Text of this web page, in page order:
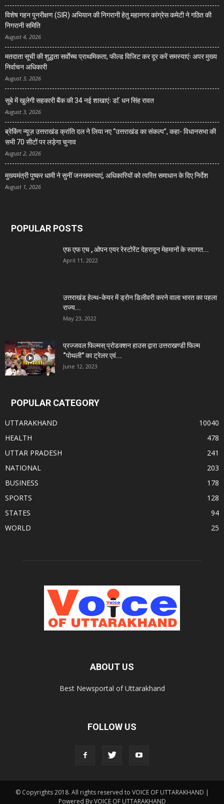
विशेष गहन पुनरीक्षण (SIR) अभियान की निगरानी हेतु महानगर कांग्रेस कमेटी ने गठित की
निगरानी समिति
August 4, 2026
मतदाता सूची की शुद्धता सर्वाेच्च प्राथमिकता, फील्ड विजिट कर दूर करें समस्याएंः अपर मुख्य
निर्वाचन अधिकारी
August 3, 2026
सूबे में खुलेगी सहकारी बैंक की 34 नई शाखाएंः डाॅ. धन सिंह रावत
August 3, 2026
ब्रेकिंग न्यूज़ उत्तराखंड क्रांति दल ने लिया नए “उत्तराखंड का संकल्प”, कहा- विधानसभा की
सभी 70 सीटों पर लड़ेगा चुनाव
August 2, 2026
मुख्यमंत्री पुष्कर धामी ने सुनीं जनसमस्याएं, अधिकारियों को त्वरित समाधान के दिए निर्देश
August 1, 2026
POPULAR POSTS
एफ एफ एच , ओपन एयर रेस्टोरेंट देहरादून मेहमानों के स्वागत...
April 11, 2022
उत्तराखंड हेल्थ-केयर में ड्रोन डिलीवरी करने वाला भारत का पहला
राज्य...
May 23, 2022
प्रज्जवल फिल्मस् प्रोडक्शन हाउस द्वारा उत्तराखण्डी फिल्म
“पोथली” का ट्रेलर एवं...
June 12, 2023
POPULAR CATEGORY
UTTARAKHAND
10040
HEALTH
478
UTTAR PRADESH
241
NATIONAL
203
BUSINESS
178
SPORTS
128
STATES
94
WORLD
25
ABOUT US
Best Newsportal of Uttarakhand
FOLLOW US
© Copyrights 2018. All rights reserved to VOICE OF UTTARAKHAND |
Powered By VOICE OF UTTARAKHAND